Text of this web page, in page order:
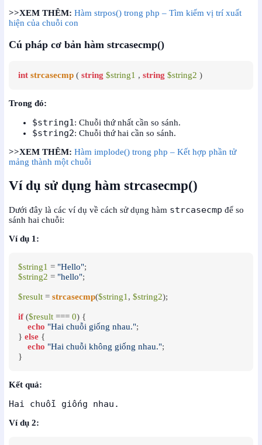
>>XEM THÊM: Hàm strpos() trong php – Tìm kiếm vị trí xuất
hiện của chuỗi con
Cú pháp cơ bản hàm strcasecmp()
int strcasecmp ( string $string1 , string $string2 )
Trong đó:
$string1: Chuỗi thứ nhất cần so sánh.
$string2: Chuỗi thứ hai cần so sánh.
>>XEM THÊM: Hàm implode() trong php – Kết hợp phần tử
mảng thành một chuỗi
Ví dụ sử dụng hàm strcasecmp()
Dưới đây là các ví dụ về cách sử dụng hàm strcasecmp để so
sánh hai chuỗi:
Ví dụ 1:
$string1 = "Hello"
$string2 = "hello";
$result = strcasecmp($string1 , $string2);
if ($result === 0) {
echo "Hai chuỗi giống nhau.";
} else {
echo "Hai chuỗi không giống nhau.";
}
Kết quả:
Hai chuỗi giống nhau.
Ví dụ 2: